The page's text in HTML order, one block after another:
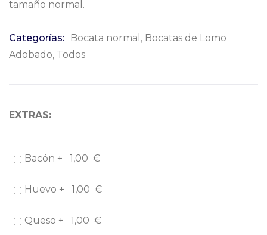
tamaño normal.
Categorías: Bocata normal , Bocatas de Lomo
Adobado, Todos
EXTRAS:
Bacón + 1,00 €
Huevo + 1,00 €
Queso + 1,00 €